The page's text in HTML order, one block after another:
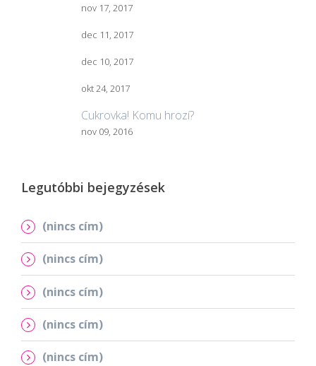
nov 17, 2017
dec 11, 2017
dec 10, 2017
okt 24, 2017
Cukrovka! Komu hrozí?
nov 09, 2016
Legutóbbi bejegyzések
(nincs cím)
(nincs cím)
(nincs cím)
(nincs cím)
(nincs cím)